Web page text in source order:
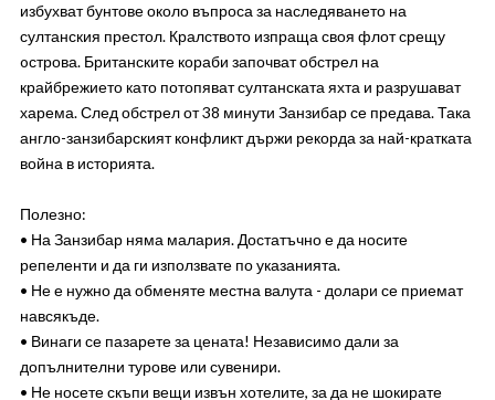
избухват бунтове около въпроса за наследяването на
султанския престол. Кралството изпраща своя флот срещу
oстрова. Британските кораби започват обстрел на
крайбрежието като потопяват султанската яхта и разрушават
харема. След обстрел от 38 минути Занзибар се предава. Така
англо-занзибарският конфликт държи рекорда за най-кратката
война в историята.
Полезно:
• На Занзибар няма малария. Достатъчно е да носите
репеленти и да ги използвате по указанията.
• Не е нужно да обменяте местна валута - долари се приемат
навсякъде.
• Винаги се пазарете за цената! Независимо дали за
допълнителни турове или сувенири.
• Не носете скъпи вещи извън хотелите, за да не шокирате